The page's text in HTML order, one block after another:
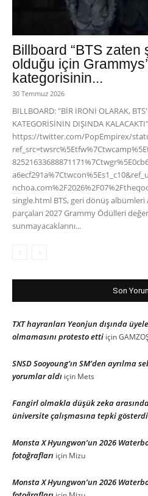
Billboard “BTS zaten
olduğu için
kategorisinin...
30 Temmuz 2026
BILLBOARD: "BİR İRONİ OLARAK,
KATEGORİSİNİN DIŞINDA KALACAKTI"
https://twitter.com/PopEmpirex/
single.html BTS, geri dönüş albümleri
parçaları 2027 Grammy Ödülleri
sunmayacaklarını...
Son
TXT hayranları Yeonjun dışında
olmamasını protesto etti için
SNSD Sooyoung’ın SM’den
yorumlar aldı için Mets
Fangirl olmakla düşük zeka
üniversite çalışmasına tepki gösterdi
Monsta X Hyungwon’un 2026
fotoğrafları için Mizu
Monsta X Hyungwon’un 2026